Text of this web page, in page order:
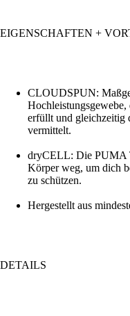
EIGENSCHAFTEN +
CLOUDSPUN:
Hochleistungsgewebe,
erfüllt und gleichzeitig
vermittelt.
dryCELL: Die PUMA
Körper weg, um dich
zu schützen.
Hergestellt aus
DETAILS